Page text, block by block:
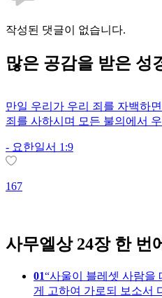
작성된 댓글이 없습니다.
많은 공감을 받은 성
만일 우리가 우리 죄를 자백하
죄를 사하시며 모든 불의에서
- 요한일서 1:9
167
사무엘상 24장 한 번
01 사울이 블레셋 사람을
게 고하여 가로되 보소서